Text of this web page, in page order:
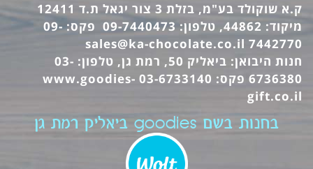
ק.א שוקולד בע"מ, בזלת 3 צור יגאל ת.ד 12411
מיקוד: 44862, טלפון: 09-7440473 פקס: 09-
7442770
sales@ka-chocolate.co.il
חנות היבואן: ביאליק 50, רמת גן, טלפון: 03-
6736380 פקס: 03-6733140
www.goodies-
gift.co.il
בחנות בשם goodies ביאליק רמת גן